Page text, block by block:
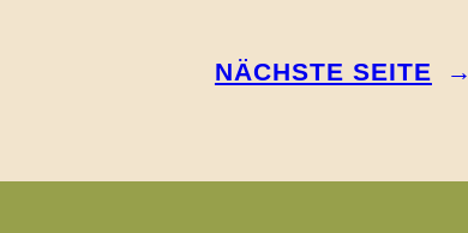
NÄCHSTE SEITE →